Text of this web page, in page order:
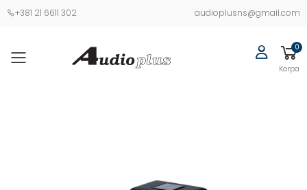
+381 21 6611 302 audioplusns@gmail.com
0
Korpa